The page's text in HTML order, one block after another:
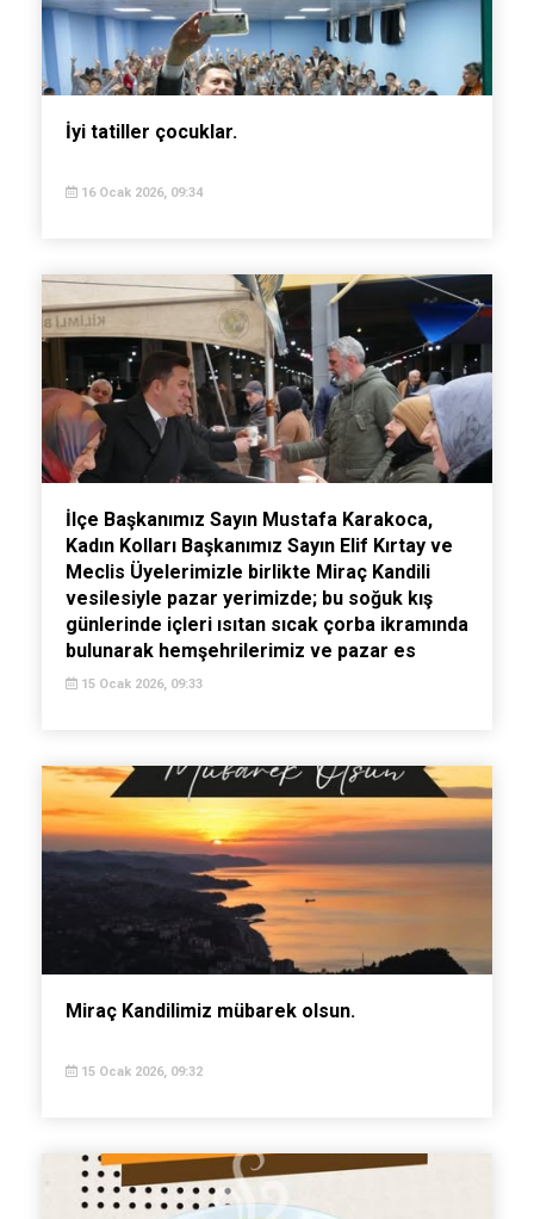
İyi tatiller çocuklar.
16 Ocak 2026, 09:34
İlçe Başkanımız Sayın Mustafa Karakoca,
Kadın Kolları Başkanımız Sayın Elif Kırtay ve
Meclis Üyelerimizle birlikte Miraç Kandili
vesilesiyle pazar yerimizde; bu soğuk kış
günlerinde içleri ısıtan sıcak çorba ikramında
bulunarak hemşehrilerimiz ve pazar es
15 Ocak 2026, 09:33
Miraç Kandilimiz mübarek olsun.
15 Ocak 2026, 09:32